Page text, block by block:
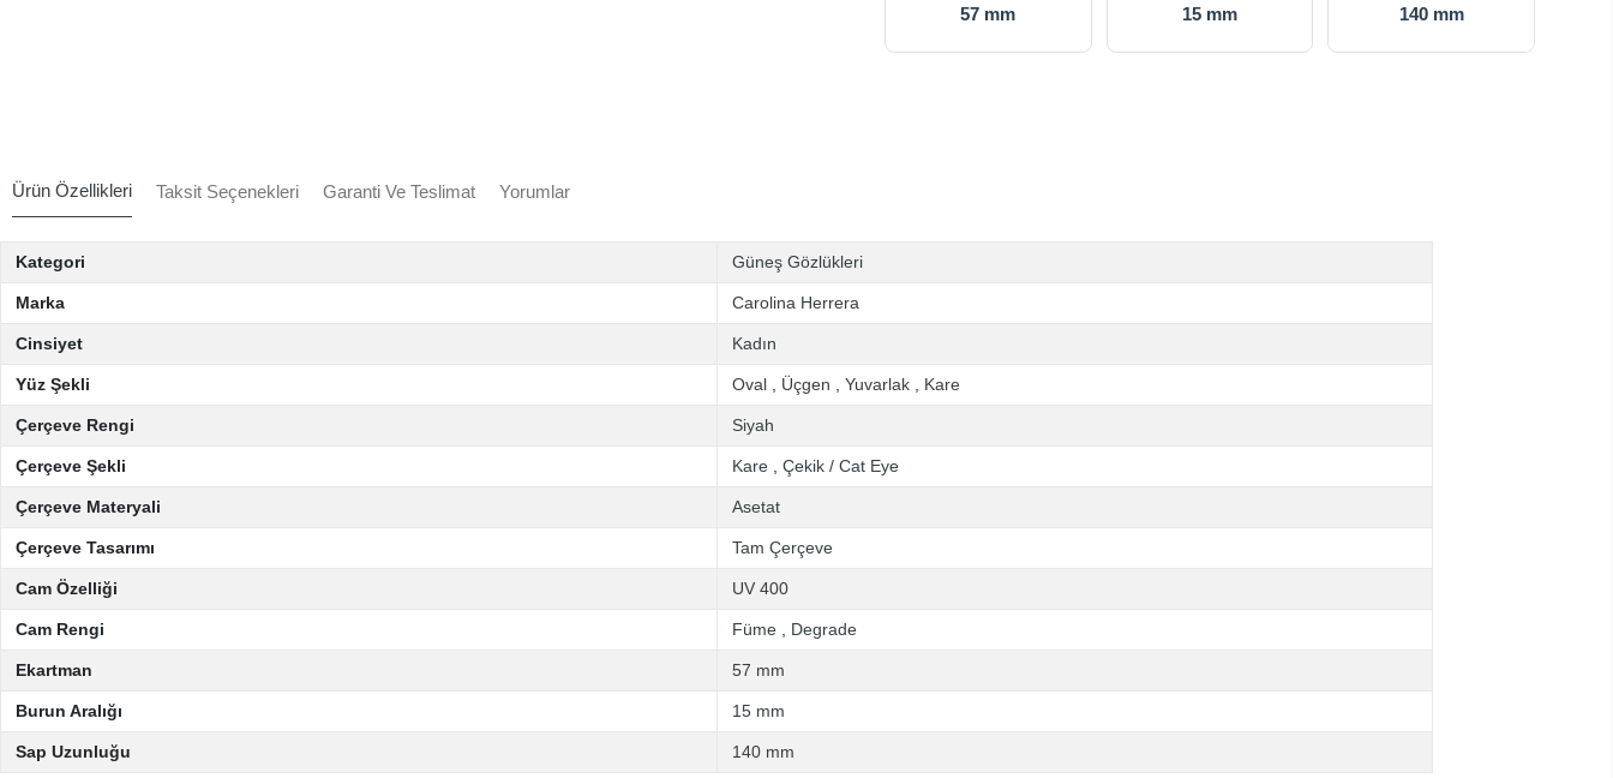
57 mm 15 mm 140 mm
Ürün Özellikleri Taksit Seçenekleri Garanti Ve Teslimat Yorumlar
Kategori Güneş Gözlükleri
Marka Carolina Herrera
Cinsiyet Kadın
Yüz Şekli Oval Üçgen Yuvarlak Kare
Çerçeve Rengi Siyah
Çerçeve Şekli Kare Çekik / Cat Eye
Çerçeve Materyali Asetat
Çerçeve Tasarımı Tam Çerçeve
Cam Özelliği UV 400
Cam Rengi Füme Degrade
Ekartman 57 mm
Burun Aralığı 15 mm
Sap Uzunluğu 140 mm